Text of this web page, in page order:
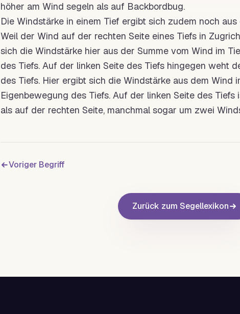
höher am Wind segeln als auf Backbordbug.
Die Windstärke in einem Tief ergibt sich zudem noch
Weil der Wind auf der rechten Seite eines Tiefs in
sich die Windstärke hier aus der Summe vom Wind im
des Tiefs. Auf der linken Seite des Tiefs hingegen weht
des Tiefs. Hier ergibt sich die Windstärke aus dem Wind
Eigenbewegung des Tiefs. Auf der linken Seite des
als auf der rechten Seite, manchmal sogar um zwei
Voriger Begriff
Zurück zum Segellexikon